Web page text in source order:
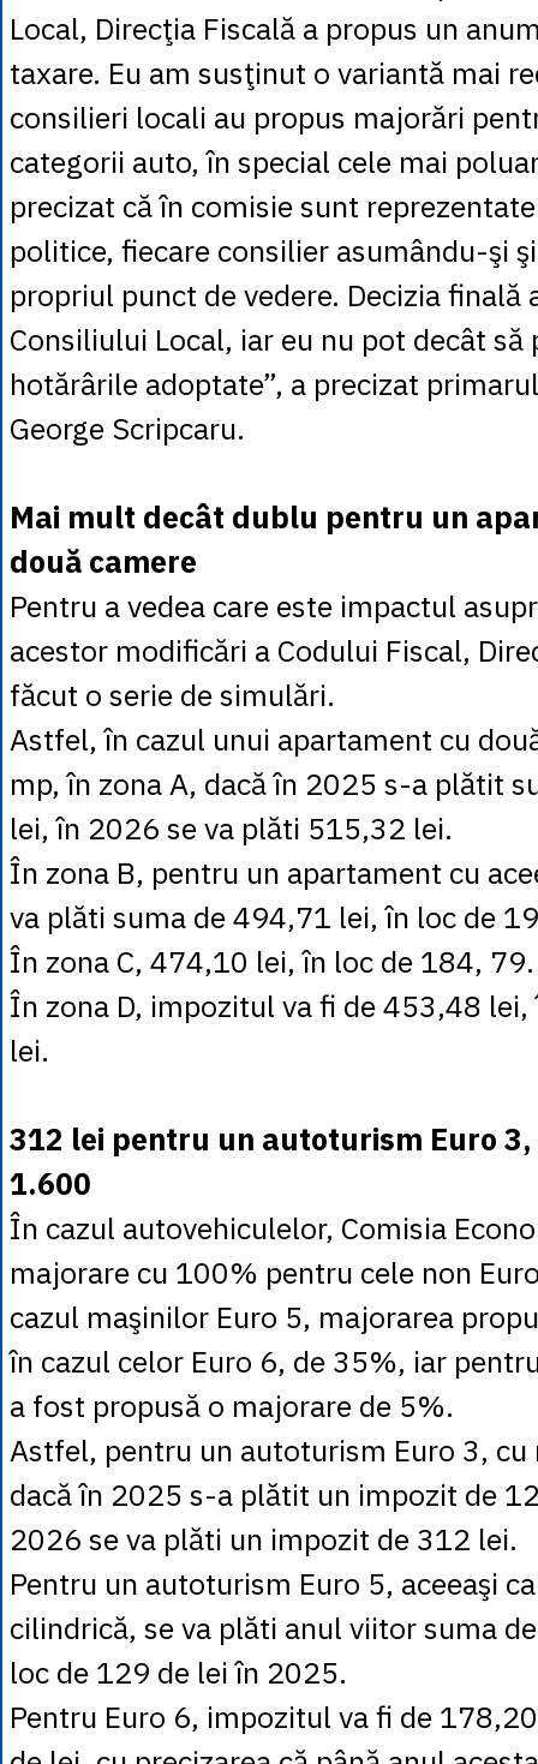
Local, Direcţia Fiscală a propus un
taxare. Eu am susţinut o variantă mai
consilieri locali au propus majorări
categorii auto, în special cele mai
precizat că în comisie sunt
politice, fiecare consilier asumându-şi
propriul punct de vedere. Decizia finală
Consiliului Local, iar eu nu pot decât să
hotărârile adoptate”, a precizat
George Scripcaru.
Mai mult decât dublu pentru un
două camere
Pentru a vedea care este impactul
acestor modificări a Codului Fiscal,
făcut o serie de simulări.
Astfel, în cazul unui apartament cu
mp, în zona A, dacă în 2025 s-a plătit
lei, în 2026 se va plăti 515,32 lei.
În zona B, pentru un apartament cu
va plăti suma de 494,71 lei, în loc de
În zona C, 474,10 lei, în loc de 184, 79.
În zona D, impozitul va fi de 453,48
lei.
312 lei pentru un autoturism Euro
1.600
În cazul autovehiculelor, Comisia
majorare cu 100% pentru cele non
cazul maşinilor Euro 5, majorarea
în cazul celor Euro 6, de 35%, iar
a fost propusă o majorare de 5%.
Astfel, pentru un autoturism Euro 3,
dacă în 2025 s-a plătit un impozit de
2026 se va plăti un impozit de 312 lei.
Pentru un autoturism Euro 5, aceeaşi
cilindrică, se va plăti anul viitor suma
loc de 129 de lei în 2025.
Pentru Euro 6, impozitul va fi de